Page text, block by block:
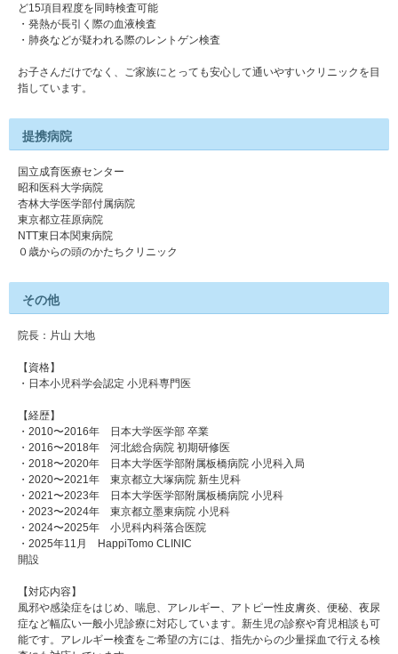
ど15項目程度を同時検査可能
・発熱が長引く際の血液検査
・肺炎などが疑われる際のレントゲン検査
お子さんだけでなく、ご家族にとっても安心して通いやすいクリニックを目
指しています。
提携病院
国立成育医療センター
昭和医科大学病院
杏林大学医学部付属病院
東京都立荏原病院
NTT東日本関東病院
０歳からの頭のかたちクリニック
その他
院長：片山 大地
【資格】
・日本小児科学会認定 小児科専門医
【経歴】
・2010〜2016年 日本大学医学部 卒業
・2016〜2018年 河北総合病院 初期研修医
・2018〜2020年 日本大学医学部附属板橋病院 小児科入局
・2020〜2021年 東京都立大塚病院 新生児科
・2021〜2023年 日本大学医学部附属板橋病院 小児科
・2023〜2024年 東京都立墨東病院 小児科
・2024〜2025年 小児科内科落合医院
・2025年11月 HappiTomo CLINIC
開設
【対応内容】
風邪や感染症をはじめ、喘息、アレルギー、アトピー性皮膚炎、便秘、夜尿
症など幅広い一般小児診療に対応しています。新生児の診察や育児相談も可
能です。アレルギー検査をご希望の方には、指先からの少量採血で行える検